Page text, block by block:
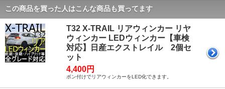
この商品を買った人はこんな商品も買ってます
T32 X-TRAIL リアウィンカー リヤ
ウィンカー LEDウィンカー【車検
対応】日産エクストレイル 2個セ
ット
4,400円
ボン付けでリアウィンカーをLED化できます。